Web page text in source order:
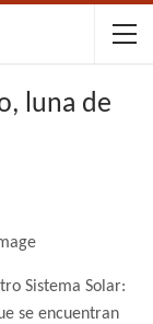
luna de
Sistema Solar:
se encuentran